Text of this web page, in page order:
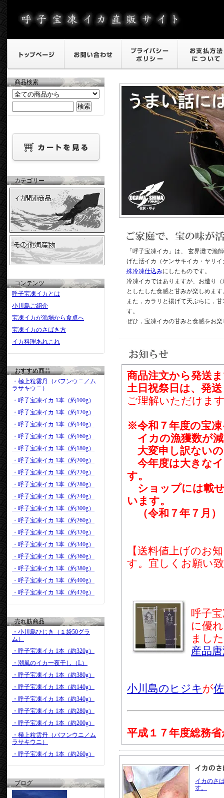
商品検索
カテゴリー
コンテンツ
呼子宝凍イカとは
小川島ご紹介
宝凍イカが漁場から食卓へ
宝凍イカのさばき方
イカ料理あれこれ
おすすめ商品
・極上粒雲丹（バフンウニ／ム
ラサキウニ）
・呼子宝凍イカ 1本（約100g）
・呼子宝凍イカ 1本（約120g）
・呼子宝凍イカ 1本（約140g）
・呼子宝凍イカ 1本（約160g）
・呼子宝凍イカ 1本（約180g）
・呼子宝凍イカ 1本（約200g）
・呼子宝凍イカ 1本（約220g）
・呼子宝凍イカ 1本（約280g）
・呼子宝凍イカ 1本（約240g）
・呼子宝凍イカ 1本（約300g）
・呼子宝凍イカ 1本（約260g）
・呼子宝凍イカ 1本（約320g）
・呼子宝凍イカ 1本（約340g）
・呼子宝凍イカ 1本（約360g）
・呼子宝凍イカ 1本（約380g）
・呼子宝凍イカ 1本（約400g）
・呼子宝凍イカ 1本（約420g）
売れ筋商品
・小川島ひじき（１袋50グラ
ム）
・呼子宝凍イカ 1本（約320g）
・潮風のイカ一夜干し（L）
・呼子宝凍イカ 1本（約380g）
・呼子宝凍イカ 1本（約140g）
・呼子宝凍イカ 1本（約340g）
・呼子宝凍イカ 1本（約280g）
・呼子宝凍イカ 1本（約200g）
・極上粒雲丹（バフンウニ／ム
ラサキウニ）
・呼子宝凍イカ 1本（約260g）
ブログ
「呼子宝凍イカ」は、 玄界灘で漁
げた活イカ（ケンサキイカ・ヤリ
殊冷凍仕込みにしたものです。
冷凍イカではありますが、お造り
としたした食感と甘みが楽しめます
また，カラリと揚げて天ぷらに，
す。
ぜひ，宝凍イカの甘みと食感をお
商品注文から発送
土日祝祭日は、発
ご理解いただけま
※令和７年度の宝
イカの漁獲数が
大変申し訳ない
今年度は大きな
す。
ショップには載
います。
（令和７年７月）
【送料値上げのお
す。宜しくお願い
呼子
に優
まし
産品
小川島のヒジキが
平成１７年度総務
イカのさ
す。